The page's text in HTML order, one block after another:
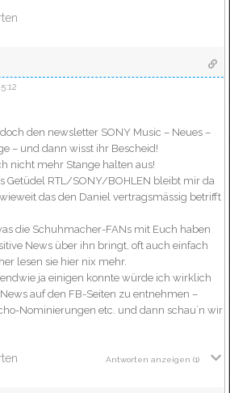
den newsletter SONY Music – Neues –
– und dann wisst ihr Bescheid!
nicht mehr Stange halten aus!
Getüdel RTL/SONY/BOHLEN bleibt mir da
das den Daniel vertragsmässig betrifft
die Schuhmacher-FANs mit Euch haben
News über ihn bringt, oft auch einfach
lesen sie hier nix mehr.
ja einigen konnte würde ich wirklich
auf den FB-Seiten zu entnehmen –
Nominierungen etc. und dann schau´n wir
Antworten anzeigen (1)